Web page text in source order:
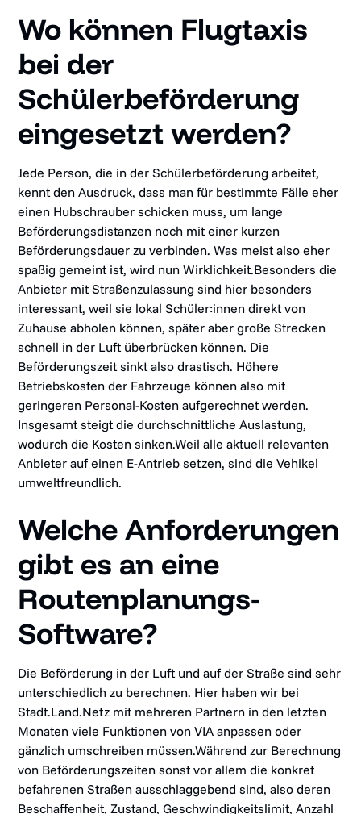
Wo können Flugtaxis
bei der
Schülerbeförderung
eingesetzt werden?
Jede Person, die in der Schülerbeförderung arbeitet,
kennt den Ausdruck, dass man für bestimmte Fälle eher
einen Hubschrauber schicken muss, um lange
Beförderungsdistanzen noch mit einer kurzen
Beförderungsdauer zu verbinden. Was meist also eher
spaßig gemeint ist, wird nun Wirklichkeit.Besonders die
Anbieter mit Straßenzulassung sind hier besonders
interessant, weil sie lokal Schüler:innen direkt von
Zuhause abholen können, später aber große Strecken
schnell in der Luft überbrücken können. Die
Beförderungszeit sinkt also drastisch. Höhere
Betriebskosten der Fahrzeuge können also mit
geringeren Personal-Kosten aufgerechnet werden.
Insgesamt steigt die durchschnittliche Auslastung,
wodurch die Kosten sinken.Weil alle aktuell relevanten
Anbieter auf einen E-Antrieb setzen, sind die Vehikel
umweltfreundlich.
Welche Anforderungen
gibt es an eine
Routenplanungs-
Software?
Die Beförderung in der Luft und auf der Straße sind sehr
unterschiedlich zu berechnen. Hier haben wir bei
Stadt.Land.Netz mit mehreren Partnern in den letzten
Monaten viele Funktionen von VIA anpassen oder
gänzlich umschreiben müssen.Während zur Berechnung
von Beförderungszeiten sonst vor allem die konkret
befahrenen Straßen ausschlaggebend sind, also deren
Beschaffenheit, Zustand, Geschwindigkeitslimit, Anzahl